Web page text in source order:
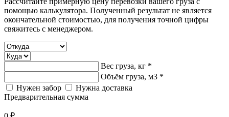
помощью калькулятора. Полученный результат не является
окончательной стоимостью, для получения точной цифры
свяжитесь с менеджером.
Вес груза, кг *
Объём груза, м3 *
Нужен забор
Нужна доставка
Предварительная сумма